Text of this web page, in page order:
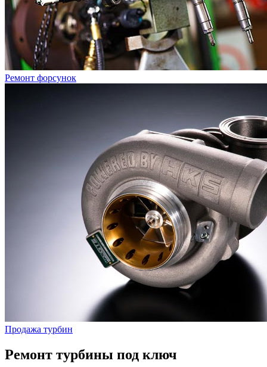
Ремонт форсунок
Продажа турбин
Ремонт турбины под ключ